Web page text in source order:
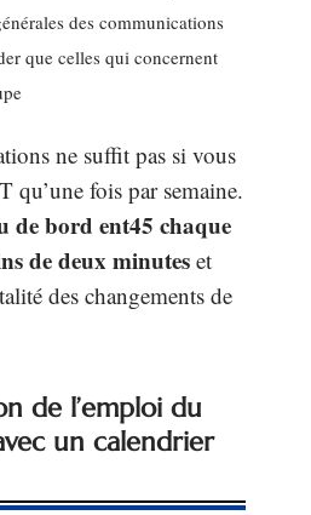
des communications
que celles qui concernent
ne suffit pas si vous
qu’une fois par semaine.
de bord ent45 chaque
de deux minutes et
des changements de
de l’emploi du
un calendrier